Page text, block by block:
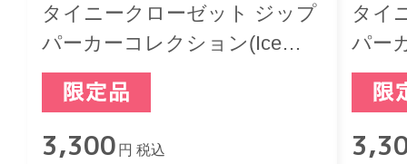
タイニークローゼット ジップ
パーカーコレクション(Ice
Blue)
3,300 円 税込
タイ
パー